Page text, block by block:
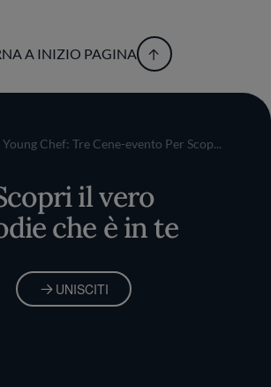
A INIZIO PAGINA
Chef: Tre Cene-evento Per Scop...
il vero
che è in te
UNISCITI